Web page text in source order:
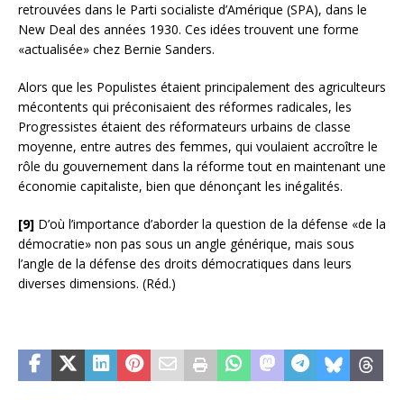
retrouvées dans le Parti socialiste d’Amérique (SPA), dans le
New Deal des années 1930. Ces idées trouvent une forme
«actualisée» chez Bernie Sanders.
Alors que les Populistes étaient principalement des agriculteurs
mécontents qui préconisaient des réformes radicales, les
Progressistes étaient des réformateurs urbains de classe
moyenne, entre autres des femmes, qui voulaient accroître le
rôle du gouvernement dans la réforme tout en maintenant une
économie capitaliste, bien que dénonçant les inégalités.
[9] D’où l’importance d’aborder la question de la défense «de la
démocratie» non pas sous un angle générique, mais sous
l’angle de la défense des droits démocratiques dans leurs
diverses dimensions. (Réd.)